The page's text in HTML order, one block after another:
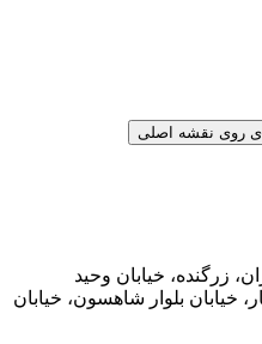
زرگنده، خیابان وحید
خیابان بلوار شاهسون، خیابان